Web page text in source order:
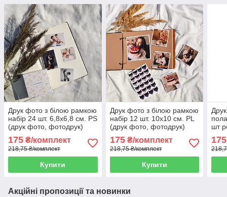
Друк фото з білою рамкою
набір 24 шт. 6,8х6,8 см. PS
(друк фото, фотодрук)
175 ₴/комплект
218,75 ₴/комплект
Купити
Друк фото з білою рамкою
набір 12 шт. 10х10 см. PL
(друк фото, фотодрук)
175₴/комплект
218,75 ₴/комплект
Купити
шт
175
Акційні пропозиції та новинки